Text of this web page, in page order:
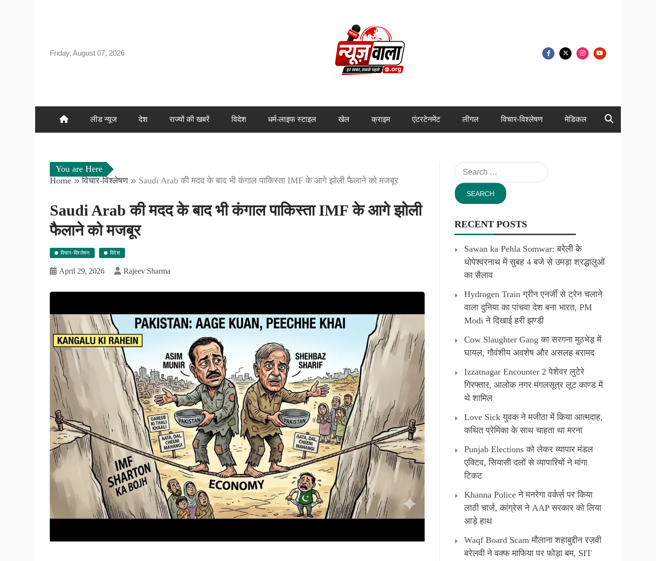
Friday, August 07, 2026
लीड न्यूज देश राज्यों की खबरें विदेश धर्म-लाइफ स्टाइल खेल क्राइम एंटरटेनमेंट लीगल विचार-विश्लेषण मेडिकल
You are Here
Home
विचार-विश्लेषण Saudi Arab की मदद के बाद भी कंगाल पाकिस्ता IMF के आगे झोली फैलाने को मजबूर
Saudi Arab की मदद के बाद भी कंगाल पाकिस्ता IMF के आगे झोली
फैलाने को मजबूर
विचार-विश्लेषण विदेश
April 29, 2026 Rajeev Sharma
Search
for:
RECENT POSTS
Sawan ka Pehla Somwar: बरेली के
धोपेश्वरनाथ में सुबह 4 बजे से उमड़ा श्रद्धालुओं
का सैलाव
Hydrogen Train ग्रीन एनर्जी से ट्रेन चलाने
वाला दुनिया का पांचवा देश बना भारत, PM
Modi ने दिखाई हरी झण्डी
Cow Slaughter Gang का सरगना मुठभेड़ में
घायल, गौवंशीय अवशेष और असलह बरामद
Izzatnagar Encounter 2 पेशेवर लुटेरे
गिरफ्तार, आलोक नगर मंगलसूत्र लूट काण्‍ड में
थे शामिल
Love Sick युवक ने मजीठा में किया आत्मदाह,
कथित प्रेमिका के साथ चाहता था मरना
Punjab Elections को लेकर व्यापार मंडल
एक्टिव, सियासी दलों से व्यापारियों ने मांगा
टिकट
Khanna Police ने मनरेगा वर्कर्स पर किया
लाठी चार्ज, कांग्रेस ने AAP सरकार को लिया
आड़े हाथ
Waqf Board Scam मौलाना शहाबुद्दीन रज़वी
बरेलवी ने वक्फ माफिया पर फोड़ा बम, SIT